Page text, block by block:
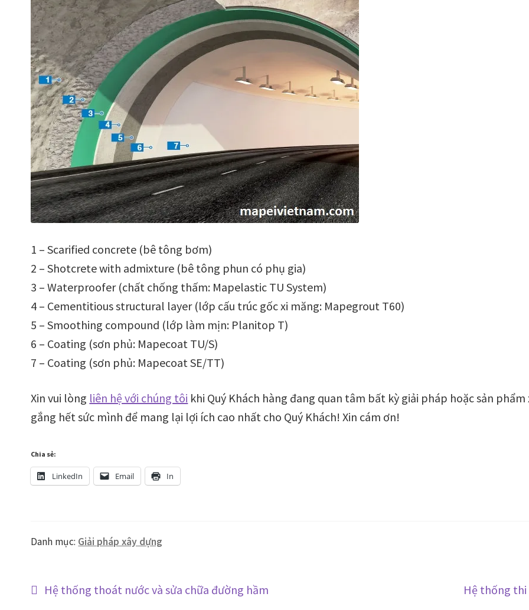
1 – Scarified concrete (bê tông bơm)
2 – Shotcrete with admixture (bê tông phun có phụ gia)
3 – Waterproofer (chất chống thấm: Mapelastic TU System)
4 – Cementitious structural layer (lớp cấu trúc gốc xi măng: Mapegrout T60)
5 – Smoothing compound (lớp làm mịn: Planitop T)
6 – Coating (sơn phủ: Mapecoat TU/S)
7 – Coating (sơn phủ: Mapecoat SE/TT)
Xin vui lòng liên hệ với chúng tôi khi Quý Khách hàng đang quan tâm bất kỳ giải pháp hoặc sản
gắng hết sức mình để mang lại lợi ích cao nhất cho Quý Khách! Xin cám ơn!
Chia sẻ:
LinkedIn Email In
Danh mục: Giải pháp xây dựng
Điều
Bài
Hệ thống thoát nước và sửa chữa đường hầm
Bài
Hệ thống thi